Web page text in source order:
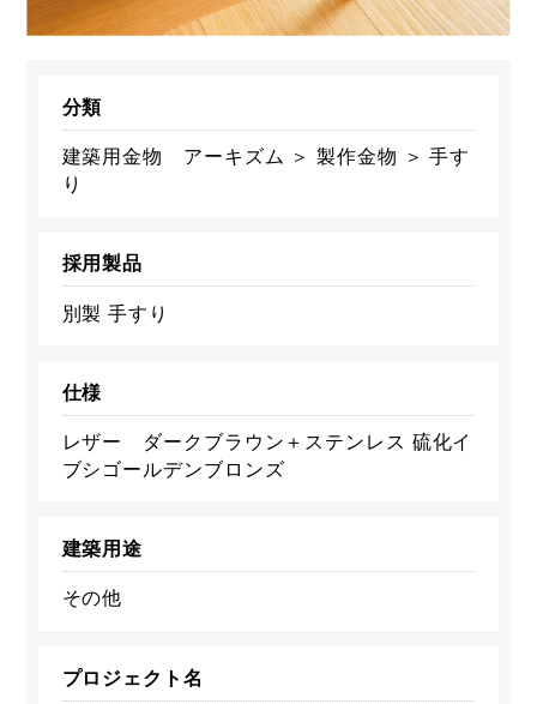
分類
建築用金物 アーキズム ＞ 製作金物 ＞ 手す
り
採用製品
別製 手すり
仕様
レザー ダークブラウン＋ステンレス 硫化イ
ブシゴールデンブロンズ
建築用途
その他
プロジェクト名